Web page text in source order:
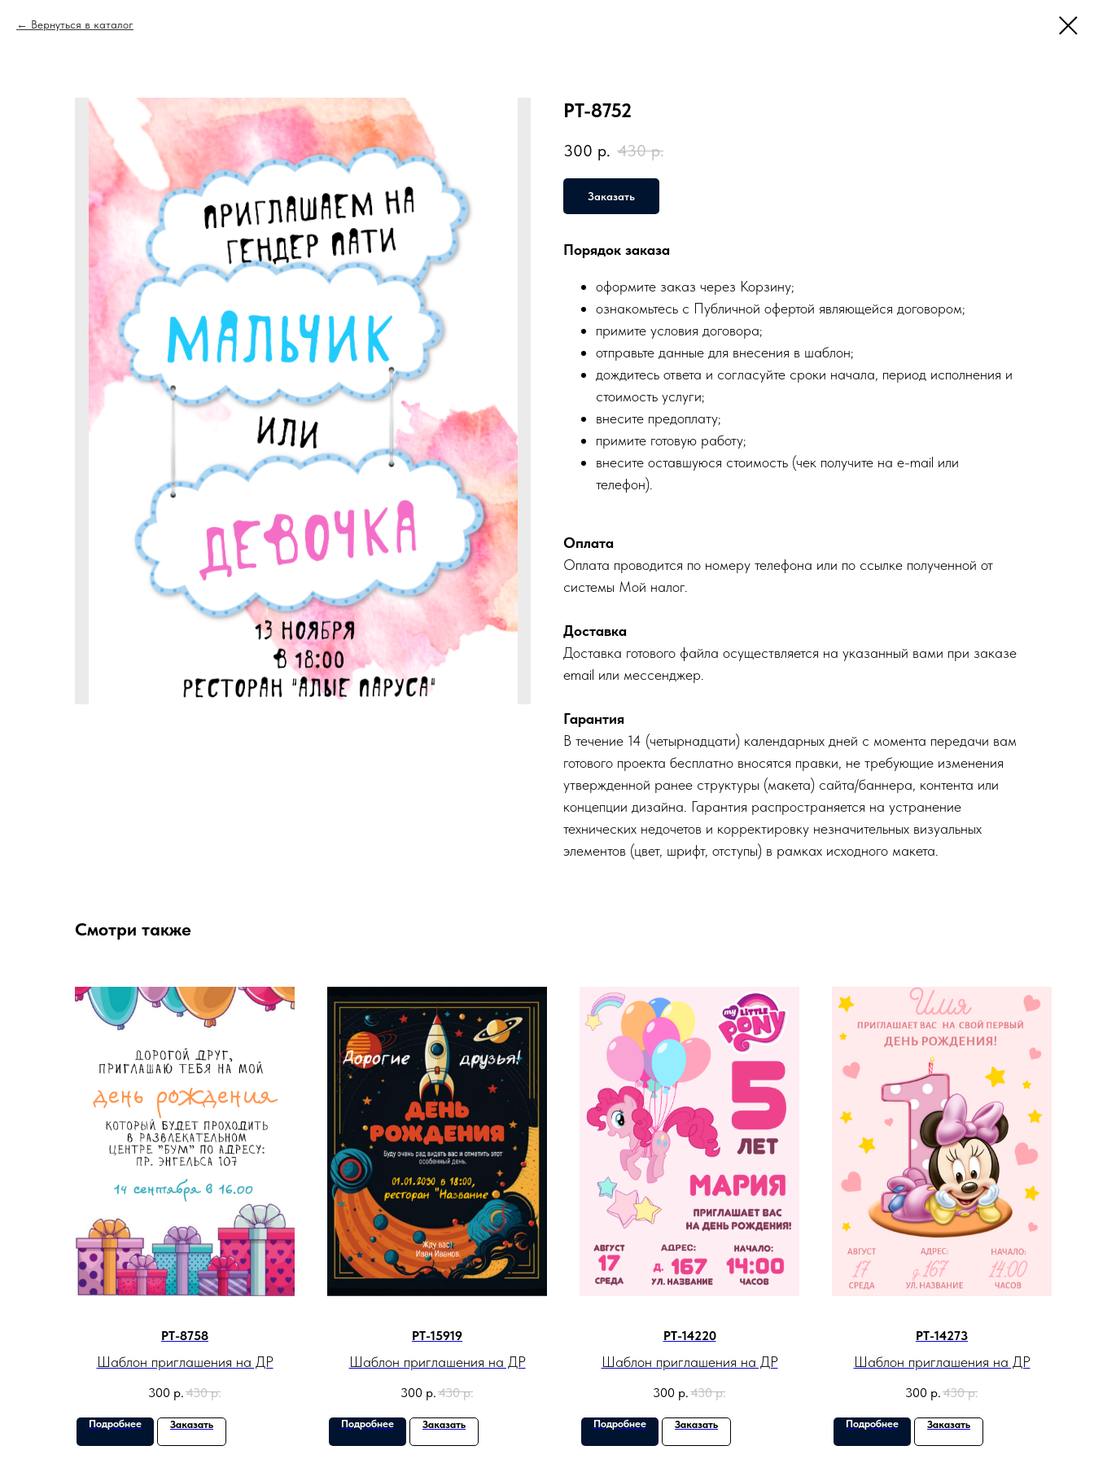
Вернуться в каталог
PT-8752
300 р. 430 р.
Заказать
Порядок заказа
оформите заказ через Корзину;
ознакомьтесь с Публичной офертой являющейся договором;
примите условия договора;
отправьте данные для внесения в шаблон;
дождитесь ответа и согласуйте сроки начала, период исполнения и
стоимость услуги;
внесите предоплату;
примите готовую работу;
внесите оставшуюся стоимость (чек получите на e-mail или
телефон).
Оплата
Оплата проводится по номеру телефона или по ссылке полученной от
системы Мой налог.
Доставка
Доставка готового файла осуществляется на указанный вами при заказе
email или мессенджер.
Гарантия
В течение 14 (четырнадцати) календарных дней с момента передачи вам
готового проекта бесплатно вносятся правки, не требующие изменения
утвержденной ранее структуры (макета) сайта/баннера, контента или
концепции дизайна. Гарантия распространяется на устранение
технических недочетов и корректировку незначительных визуальных
элементов (цвет, шрифт, отступы) в рамках исходного макета.
Смотри также
PT-8758
Шаблон приглашения на ДР
300 р. 430 р.
Подробнее Заказать
PT-15919
Шаблон приглашения на ДР
300 р. 430 р.
Подробнее Заказать
PT-14220
Шаблон приглашения на ДР
300 р. 430 р.
Подробнее Заказать
PT-14273
Шаблон приглашения на ДР
300 р. 430 р.
Подробнее Заказать